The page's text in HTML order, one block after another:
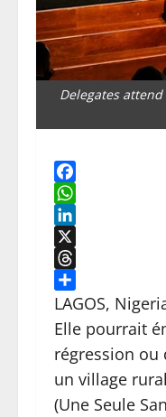
Delegates
Facebook
WhatsApp
LinkedIn
X
Threads
Share
LAGOS,
Elle pourrait
régression ou
un village
(Une Seule